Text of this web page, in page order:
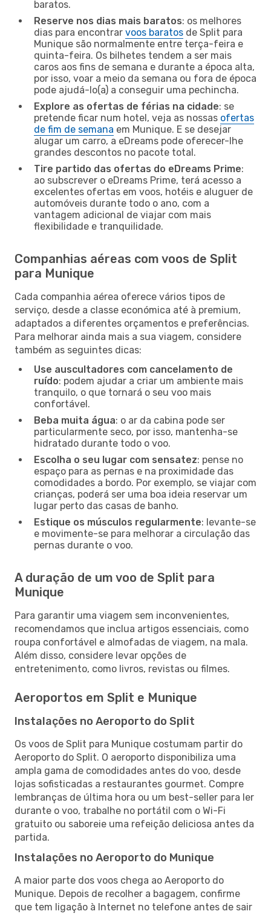
baratos.
Reserve nos dias mais baratos: os melhores
dias para encontrar voos baratos de Split para
Munique são normalmente entre terça-feira e
quinta-feira. Os bilhetes tendem a ser mais
caros aos fins de semana e durante a época alta,
por isso, voar a meio da semana ou fora de época
pode ajudá-lo(a) a conseguir uma pechincha.
Explore as ofertas de férias na cidade: se
pretende ficar num hotel, veja as nossas ofertas
de fim de semana em Munique. E se desejar
alugar um carro, a eDreams pode oferecer-lhe
grandes descontos no pacote total.
Tire partido das ofertas do eDreams Prime:
ao subscrever o eDreams Prime, terá acesso a
excelentes ofertas em voos, hotéis e aluguer de
automóveis durante todo o ano, com a
vantagem adicional de viajar com mais
flexibilidade e tranquilidade.
Companhias aéreas com voos de Split
para Munique
Cada companhia aérea oferece vários tipos de
serviço, desde a classe económica até à premium,
adaptados a diferentes orçamentos e preferências.
Para melhorar ainda mais a sua viagem, considere
também as seguintes dicas:
Use auscultadores com cancelamento de
ruído: podem ajudar a criar um ambiente mais
tranquilo, o que tornará o seu voo mais
confortável.
Beba muita água: o ar da cabina pode ser
particularmente seco, por isso, mantenha-se
hidratado durante todo o voo.
Escolha o seu lugar com sensatez: pense no
espaço para as pernas e na proximidade das
comodidades a bordo. Por exemplo, se viajar com
crianças, poderá ser uma boa ideia reservar um
lugar perto das casas de banho.
Estique os músculos regularmente: levante-se
e movimente-se para melhorar a circulação das
pernas durante o voo.
A duração de um voo de Split para
Munique
Para garantir uma viagem sem inconvenientes,
recomendamos que inclua artigos essenciais, como
roupa confortável e almofadas de viagem, na mala.
Além disso, considere levar opções de
entretenimento, como livros, revistas ou filmes.
Aeroportos em Split e Munique
Instalações no Aeroporto do Split
Os voos de Split para Munique costumam partir do
Aeroporto do Split. O aeroporto disponibiliza uma
ampla gama de comodidades antes do voo, desde
lojas sofisticadas a restaurantes gourmet. Compre
lembranças de última hora ou um best-seller para ler
durante o voo, trabalhe no portátil com o Wi-Fi
gratuito ou saboreie uma refeição deliciosa antes da
partida.
Instalações no Aeroporto do Munique
A maior parte dos voos chega ao Aeroporto do
Munique. Depois de recolher a bagagem, confirme
que tem ligação à Internet no telefone antes de sair